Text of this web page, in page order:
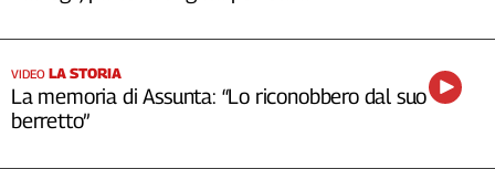
VIDEO LA STORIA
La memoria di Assunta: “Lo riconobbero dal suo
berretto”